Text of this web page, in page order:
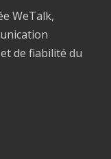
WeTalk,
de fiabilité du